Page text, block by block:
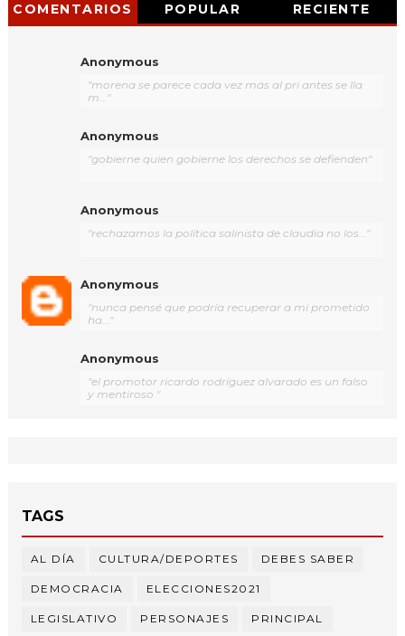
COMENTARIOS POPULAR RECIENTE
Anonymous
"morena se parece cada vez más al pri antes se lla
m..."
Anonymous
"gobierne quien gobierne los derechos se defienden"
Anonymous
"rechazamos la política salinista de claudia no los..."
Anonymous
"nunca pensé que podría recuperar a mi prometido
ha..."
Anonymous
"el promotor ricardo rodríguez alvarado es un falso
y mentiroso "
TAGS
AL DÍA CULTURA/DEPORTES DEBES SABER
DEMOCRACIA ELECCIONES2021
LEGISLATIVO PERSONAJES PRINCIPAL